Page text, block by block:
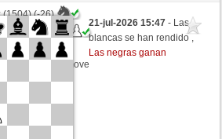
(1504) (-26)
(1245) (+26)
+ 10 seconds/move
21-jul-2026 15:47- Las
blancas se han rendido ,
Las negras ganan